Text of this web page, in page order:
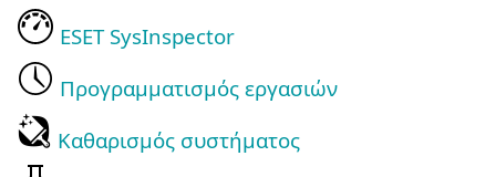
ESET SysInspector
Προγραμματισμός εργασιών
Καθαρισμός συστήματος